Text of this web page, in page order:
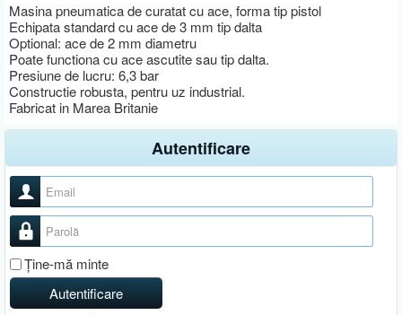
Masina pneumatica de curatat cu ace, forma tip pistol
Echipata standard cu ace de 3 mm tip dalta
Optional: ace de 2 mm diametru
Poate functiona cu ace ascutite sau tip dalta.
Presiune de lucru: 6,3 bar
Constructie robusta, pentru uz industrial.
Fabricat in Marea Britanie
Autentificare
Nume utilizator
Parolă
Ţine-mă minte
Autentificare